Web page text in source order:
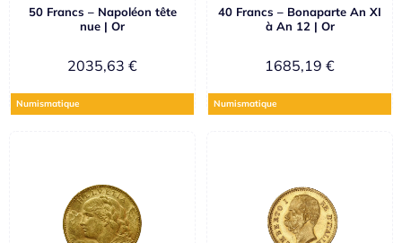
50 Francs – Napoléon tête
nue | Or
2035,63 €
Numismatique
40 Francs – Bonaparte An XI
à An 12 | Or
1685,19 €
Numismatique